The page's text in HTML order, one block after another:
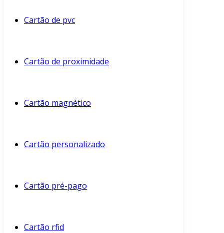
Cartão de pvc
Cartão de proximidade
Cartão magnético
Cartão personalizado
Cartão pré-pago
Cartão rfid